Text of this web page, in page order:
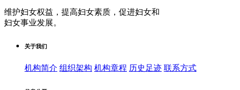
维护妇女权益，提高妇女素质，促进妇女和
妇女事业发展。
关于我们
机构简介 组织架构 机构章程 历史足迹 联系方式